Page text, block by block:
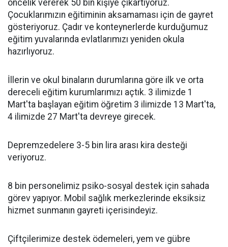
öncelik vererek 50 bin kişiye çıkartıyoruz.
Çocuklarımızın eğitiminin aksamaması için de gayret
gösteriyoruz. Çadır ve konteynerlerde kurduğumuz
eğitim yuvalarında evlatlarımızı yeniden okula
hazırlıyoruz.
İllerin ve okul binaların durumlarına göre ilk ve orta
dereceli eğitim kurumlarımızı açtık. 3 ilimizde 1
Mart'ta başlayan eğitim öğretim 3 ilimizde 13 Mart'ta,
4 ilimizde 27 Mart'ta devreye girecek.
Depremzedelere 3-5 bin lira arası kira desteği
veriyoruz.
8 bin personelimiz psiko-sosyal destek için sahada
görev yapıyor. Mobil sağlık merkezlerinde eksiksiz
hizmet sunmanın gayreti içerisindeyiz.
Çiftçilerimize destek ödemeleri, yem ve gübre